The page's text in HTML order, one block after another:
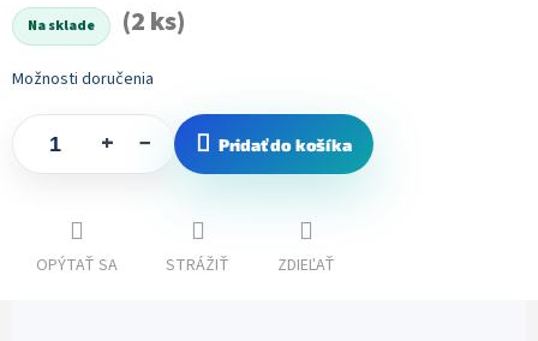
Na sklade
(2 ks)
Možnosti doručenia
+ − Pridať do košíka
OPÝTAŤ SA STRÁŽIŤ ZDIEĽAŤ